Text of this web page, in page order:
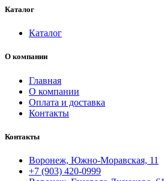
Каталог
Каталог
О компании
Главная
О компании
Оплата и доставка
Контакты
Контакты
Воронеж, Южно-Моравская, 11
+7 (903) 420-0999